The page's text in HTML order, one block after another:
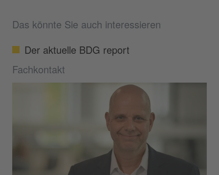
Das könnte Sie auch interessieren
Der aktuelle BDG report
Fachkontakt